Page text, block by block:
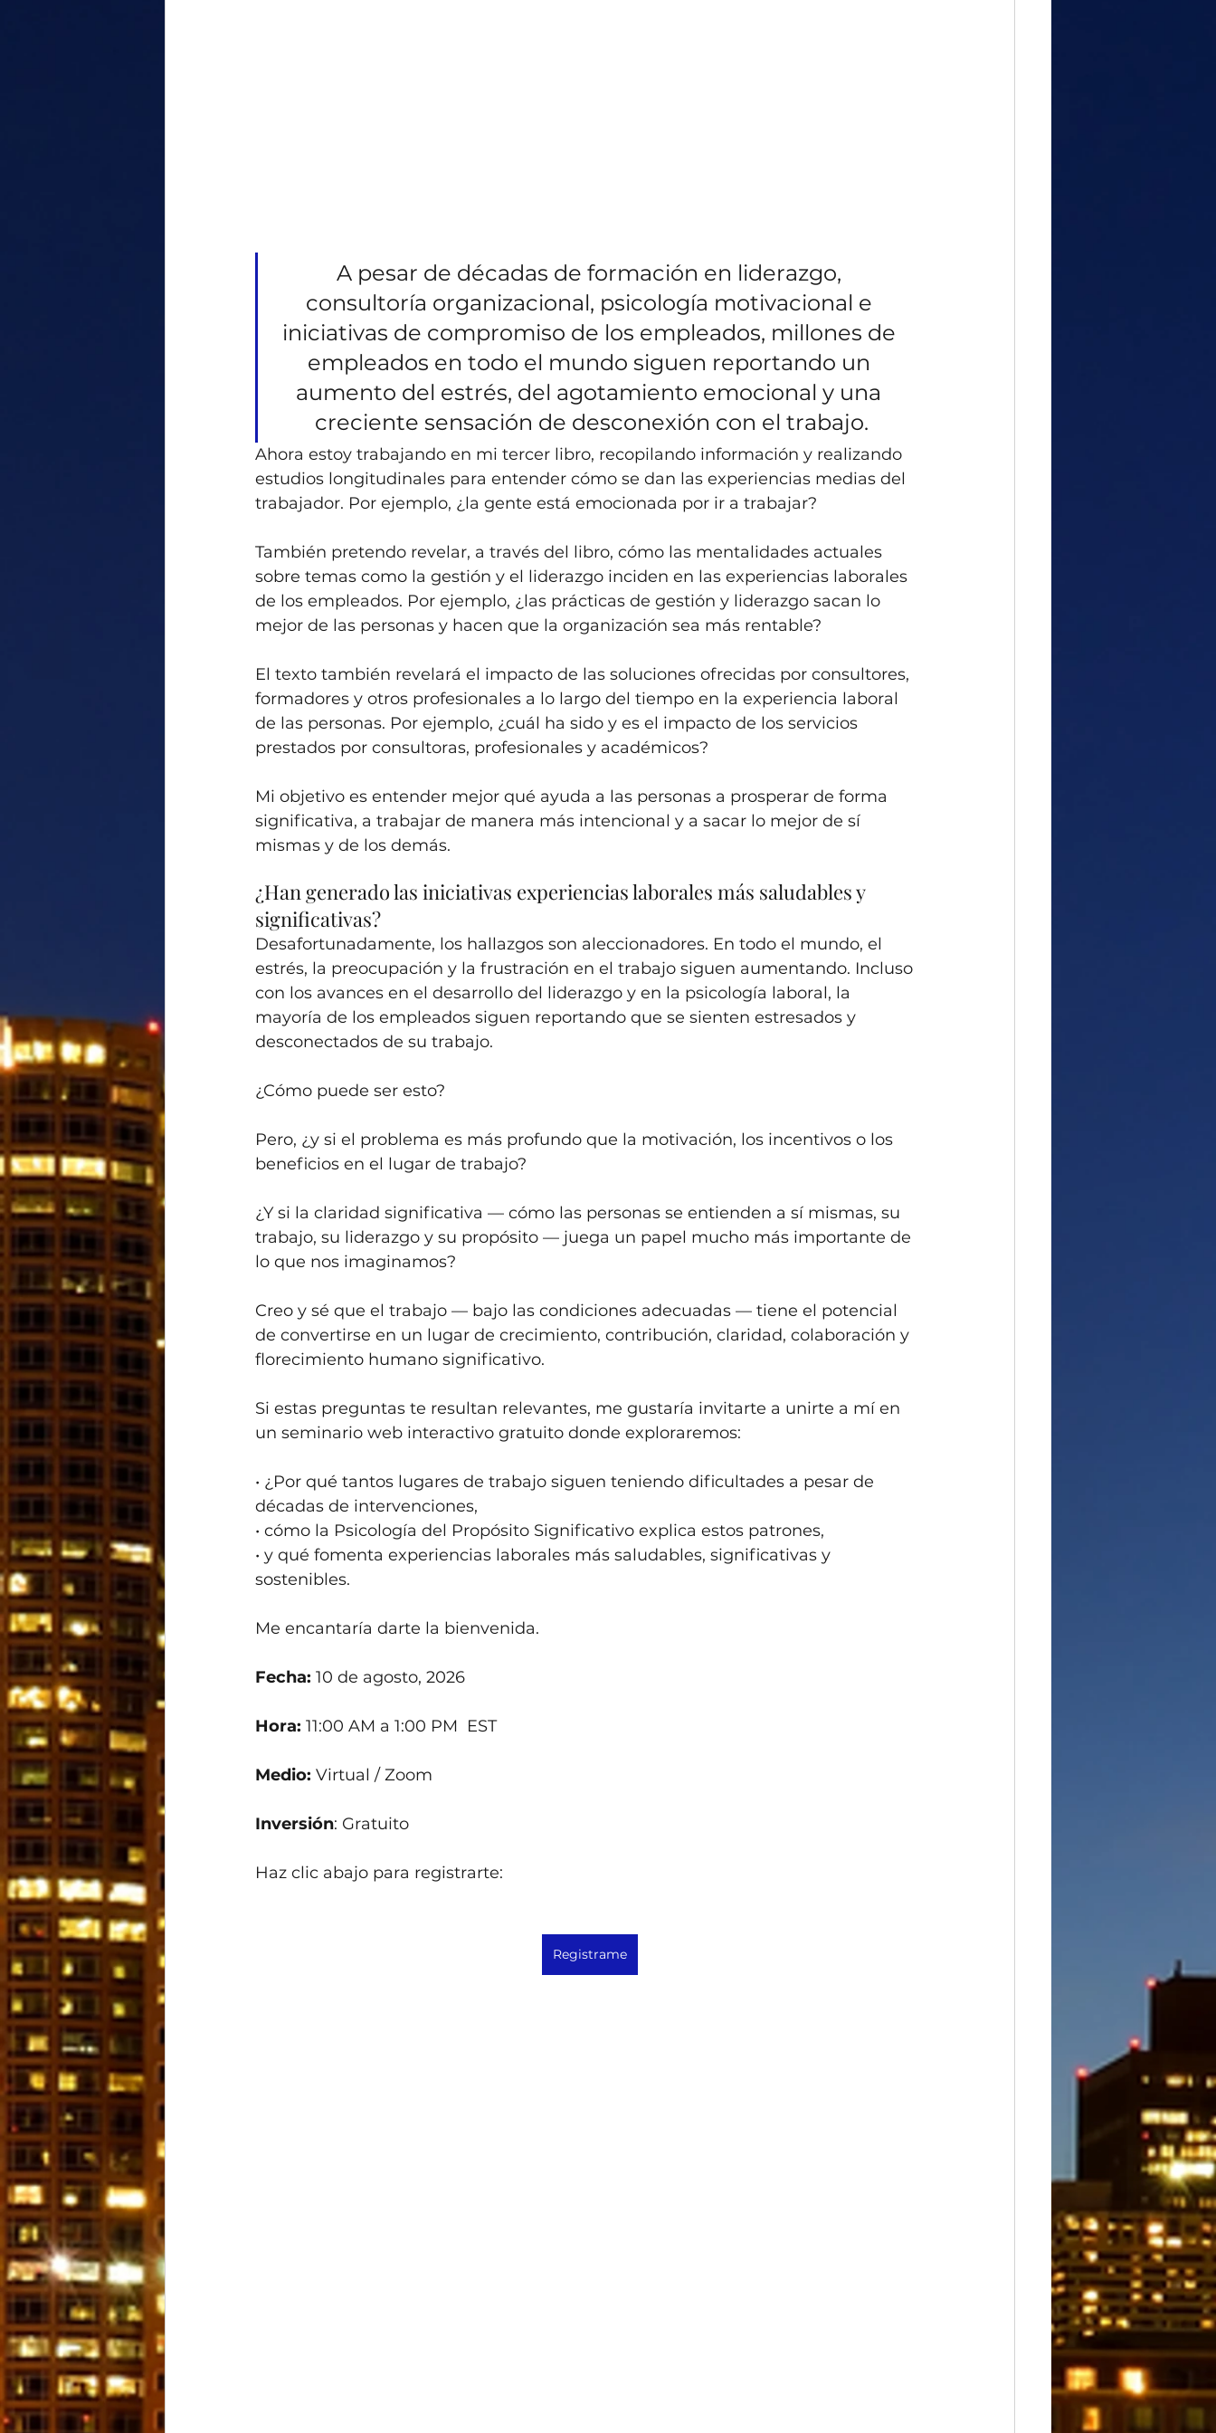
A pesar de décadas de formación en liderazgo,
consultoría organizacional, psicología motivacional e
iniciativas de compromiso de los empleados, millones de
empleados en todo el mundo siguen reportando un
aumento del estrés, del agotamiento emocional y una
creciente sensación de desconexión con el trabajo.
Ahora estoy trabajando en mi tercer libro, recopilando información y realizando
estudios longitudinales para entender cómo se dan las experiencias medias del
trabajador. Por ejemplo, ¿la gente está emocionada por ir a trabajar?
También pretendo revelar, a través del libro, cómo las mentalidades actuales
sobre temas como la gestión y el liderazgo inciden en las experiencias laborales
de los empleados. Por ejemplo, ¿las prácticas de gestión y liderazgo sacan lo
mejor de las personas y hacen que la organización sea más rentable?
El texto también revelará el impacto de las soluciones ofrecidas por consultores,
formadores y otros profesionales a lo largo del tiempo en la experiencia laboral
de las personas. Por ejemplo, ¿cuál ha sido y es el impacto de los servicios
prestados por consultoras, profesionales y académicos?
Mi objetivo es entender mejor qué ayuda a las personas a prosperar de forma
significativa, a trabajar de manera más intencional y a sacar lo mejor de sí
mismas y de los demás.
¿Han generado las iniciativas experiencias laborales más saludables y
significativas?
Desafortunadamente, los hallazgos son aleccionadores. En todo el mundo, el
estrés, la preocupación y la frustración en el trabajo siguen aumentando. Incluso
con los avances en el desarrollo del liderazgo y en la psicología laboral, la
mayoría de los empleados siguen reportando que se sienten estresados y
desconectados de su trabajo.
¿Cómo puede ser esto?
Pero, ¿y si el problema es más profundo que la motivación, los incentivos o los
beneficios en el lugar de trabajo?
¿Y si la claridad significativa — cómo las personas se entienden a sí mismas, su
trabajo, su liderazgo y su propósito — juega un papel mucho más importante de
lo que nos imaginamos?
Creo y sé que el trabajo — bajo las condiciones adecuadas — tiene el potencial
de convertirse en un lugar de crecimiento, contribución, claridad, colaboración y
florecimiento humano significativo.
Si estas preguntas te resultan relevantes, me gustaría invitarte a unirte a mí en
un seminario web interactivo gratuito donde exploraremos:
• ¿Por qué tantos lugares de trabajo siguen teniendo dificultades a pesar de
décadas de intervenciones,
• cómo la Psicología del Propósito Significativo explica estos patrones,
• y qué fomenta experiencias laborales más saludables, significativas y
sostenibles.
Me encantaría darte la bienvenida.
Fecha: 10 de agosto, 2026
Hora: 11:00 AM a 1:00 PM  EST
Medio: Virtual / Zoom
Inversión: Gratuito
Haz clic abajo para registrarte:
Registrame